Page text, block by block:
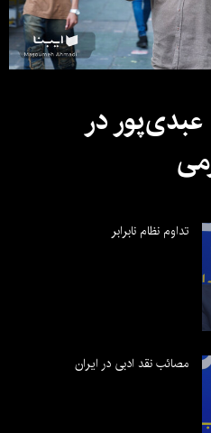
عبدی‌پور در
تداوم نظام نابرابر
مصائب نقد ادبی در ایران